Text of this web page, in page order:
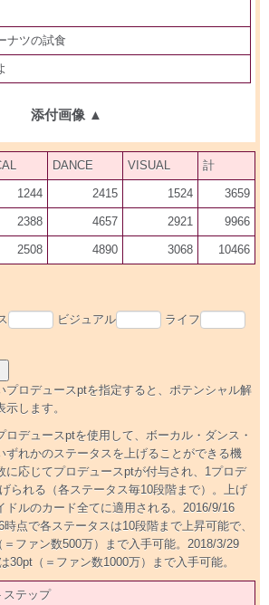
ナツの試食
添付画像 ▲
DANCE VISUAL 計
1244 2415 1524 3659
2388 4657 2921 9966
2508 4890 3068 10466
ビジュアル ライフ
プロデュースptを指定すると、ポテンシャル解
します。
デュースptを使用して、ボーカル・ダンス・
ずれかのステータスを上げることができる機
に応じてプロデュースptが付与され、1プロデ
られる（各ステータス毎10段階まで）。上げ
ドルのカード全てに適用される。2016/9/16
点で各ステータスは10段階まで上昇可能で、
ファン数500万）まで入手可能。2018/3/29
30pt（＝ファン数1000万）まで入手可能。
ステップ